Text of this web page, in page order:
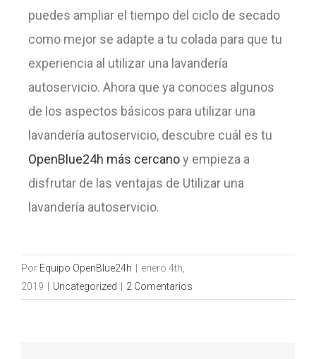
puedes ampliar el tiempo del ciclo de secado
como mejor se adapte a tu colada para que tu
experiencia al utilizar una lavandería
autoservicio. Ahora que ya conoces algunos
de los aspectos básicos para utilizar una
lavandería autoservicio, descubre cuál es tu
OpenBlue24h más cercanoy empieza a
disfrutar de las ventajas de Utilizar una
lavandería autoservicio.
Por Equipo OpenBlue24h
enero 4th,
2019
Uncategorized 2 Comentarios